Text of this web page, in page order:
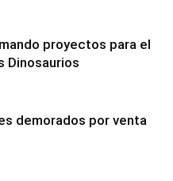
proyectos para el
Dinosaurios
demorados por venta